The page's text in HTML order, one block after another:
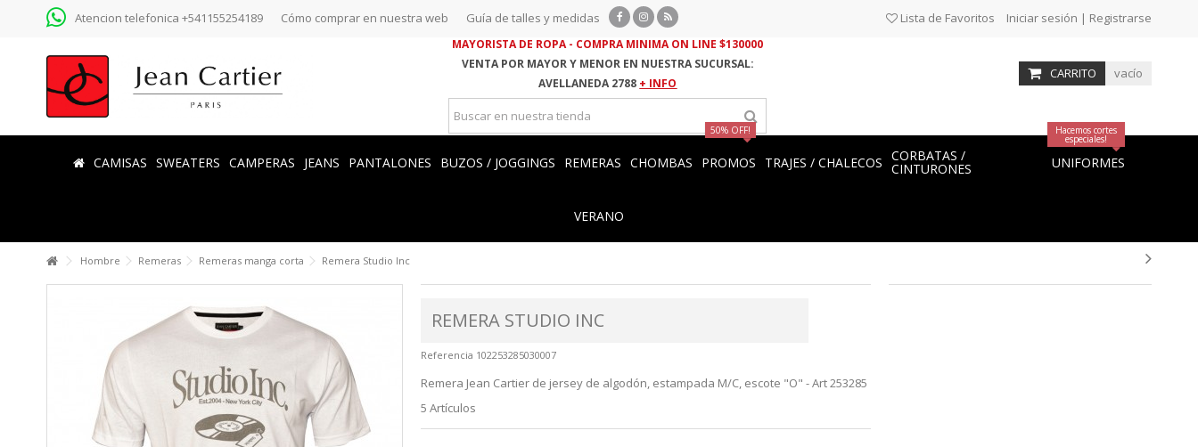
Atencion telefonica +541155254189 Cómo comprar en nuestra web Guía de talles y medidas Iniciar sesión | Registrarse
Lista de Favoritos
CARRITO vacío
MAYORISTA DE ROPA - COMPRA MINIMA ON LINE $130000
VENTA POR MAYOR Y MENOR EN NUESTRA SUCURSAL:
AVELLANEDA 2788 + INFO
CAMISAS SWEATERS CAMPERAS JEANS PANTALONES BUZOS / JOGGINGS REMERAS CHOMBAS PROMOS
50% OFF!
TRAJES / CHALECOS CORBATAS /
CINTURONES UNIFORMES
Hacemos cortes
especiales!
VERANO
Hombre Remeras Remeras manga corta Remera Studio Inc
REMERA STUDIO INC
Referencia 102253285030007
Remera Jean Cartier de jersey de algodón, estampada M/C, escote "O" - Art 253285
5 Artículos